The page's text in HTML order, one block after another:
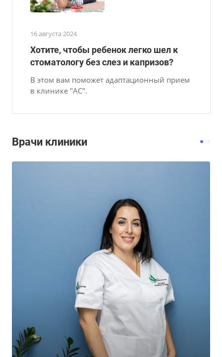
16 августа 2024
Хотите, чтобы ребенок легко шел к
стоматологу без слез и капризов?
В этом вам поможет адаптационный прием
в клинике "АС".
Врачи клиники